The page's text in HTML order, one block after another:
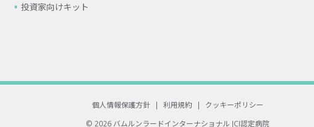
投資家向けキット
個人情報保護方針 | 利用規約 |
クッキーポリシー
© 2026 バムルンラードインターナショナル JCI認定病院